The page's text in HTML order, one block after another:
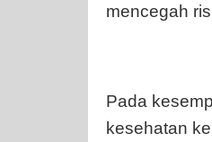
mencegah
Pada
kesehatan